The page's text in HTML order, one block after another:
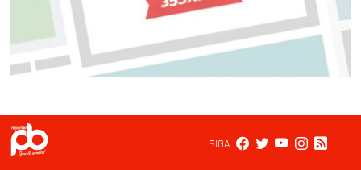
SIGA